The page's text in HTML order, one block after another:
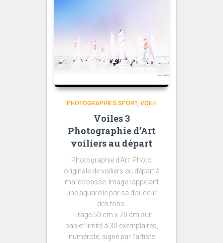
PHOTOGRAPHIES SPORT VOILE
Voiles 3
Photographie d’Art
voiliers au départ
Photographie d’Art. Photo
originale de voiliers au départ à
marée basse. Image rappelant
une aquarelle par sa douceur
des tons.
Tirage 50 cm x 70 cm sur
papier limité à 30 exemplaires,
numéroté, signé par l’artiste